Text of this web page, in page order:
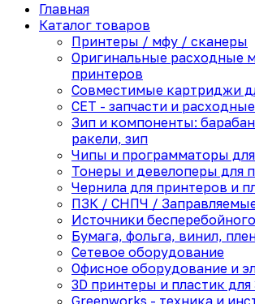
Главная
Каталог товаров
Принтеры / мфу / сканеры
Оригинальные расходные
принтеров
Совместимые картриджи
CET - запчасти и
Зип и компоненты:
ракели, зип
Чипы и программаторы
Тонеры и девелоперы для
Чернила для принтеров и
ПЗК / СНПЧ /
Источники
Бумага, фольга, винил,
Сетевое оборудование
Офисное оборудование и
3D принтеры и пластик для
Greenworks - техника и